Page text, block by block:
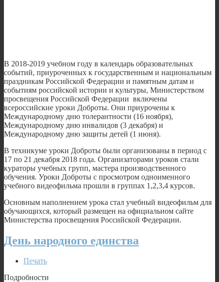
В 2018-2019 учебном году в календарь образовательных
событий, приуроченных к государственным и национальным
праздникам Российской Федерации и памятным датам и
событиям российской истории и культуры, Министерством
просвещения Российской Федерации включены
всероссийские уроки Доброты. Они приурочены к
Международному дню толерантности (16 ноября),
Международному дню инвалидов (3 декабря) и
Международному дню защиты детей (1 июня).
В техникуме уроки Доброты были организованы в период с
17 по 21 декабря 2018 года. Организаторами уроков стали
кураторы учебных групп, мастера производственного
обучения. Уроки Доброты с просмотром одноименного
учебного видеофильма прошли в группах 1,2,3,4 курсов.
Основным наполнением урока стал учебный видеофильм для
обучающихся, который размещен на официальном сайте
Министерства просвещения Российской Федерации.
День народного единства
Печать
Подробности